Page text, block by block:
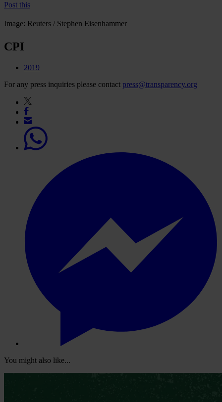
Post this
Image: Reuters / Stephen Eisenhammer
CPI
2019
For any press inquiries please contact press@transparency.org
You might also like...